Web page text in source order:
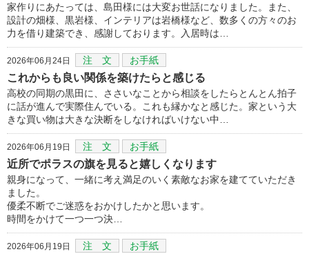
家作りにあたっては、島田様には大変お世話になりました。また、
設計の畑様、黒岩様、インテリアは岩橋様など、数多くの方々のお
力を借り建築でき、感謝しております。入居時は…
2026年06月24日 注 文 お手紙
これからも良い関係を築けたらと感じる
高校の同期の黒田に、ささいなことから相談をしたらとんとん拍子
に話が進んで実際住んでいる。これも縁かなと感じた。家という大
きな買い物は大きな決断をしなければいけない中…
2026年06月19日 注 文 お手紙
近所でポラスの旗を見ると嬉しくなります
親身になって、一緒に考え満足のいく素敵なお家を建てていただき
ました。
優柔不断でご迷惑をおかけしたかと思います。
時間をかけて一つ一つ決…
2026年06月19日 注 文 お手紙